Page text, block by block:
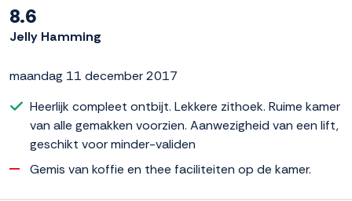
8.6
Jelly Hamming
maandag 11 december 2017
Heerlijk compleet ontbijt. Lekkere zithoek. Ruime kamer
van alle gemakken voorzien. Aanwezigheid van een lift,
geschikt voor minder-validen
Gemis van koffie en thee faciliteiten op de kamer.